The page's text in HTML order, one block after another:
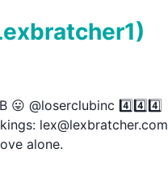
)
😛 @loserclubinc 4️⃣4️⃣4️⃣
lex@lexbratcher.com
alone.